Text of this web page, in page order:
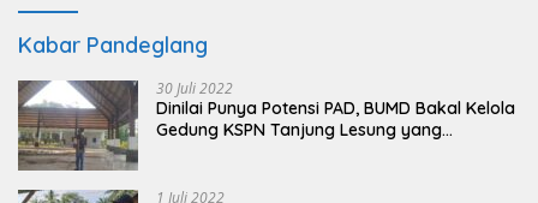
Kabar Pandeglang
30 Juli 2022
Dinilai Punya Potensi PAD, BUMD Bakal Kelola
Gedung KSPN Tanjung Lesung yang
1 Juli 2022